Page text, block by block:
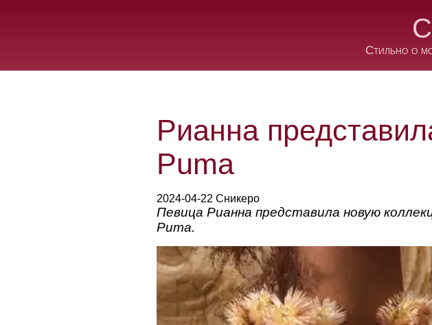
Стильно о
Рианна
Puma
2024-04-22 Сникеро
Певица Рианна представила новую
Puma.